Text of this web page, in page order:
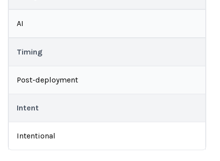
AI
Timing
Post-deployment
Intent
Intentional